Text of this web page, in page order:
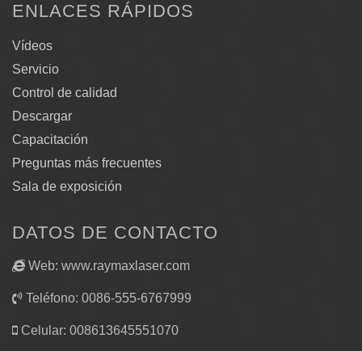
ENLACES RÁPIDOS
Vídeos
Servicio
Control de calidad
Descargar
Capacitación
Preguntas más frecuentes
Sala de exposición
DATOS DE CONTACTO
Web: www.raymaxlaser.com
Teléfono: 0086-555-6767999
Celular: 008613645551070